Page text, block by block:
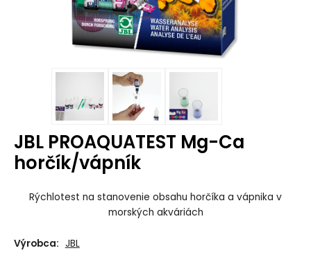
JBL PROAQUATEST Mg-Ca
horčík/vápník
Rýchlotest na stanovenie obsahu horčíka a vápnika v
morských akváriách
Výrobca: JBL